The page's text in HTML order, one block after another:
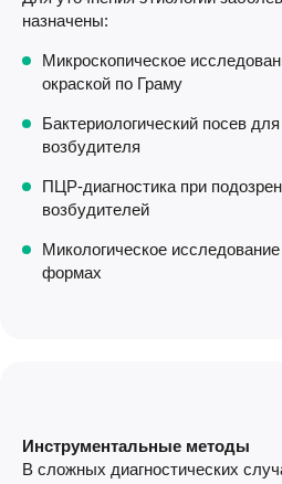
назначены:
Микроскопическое
окраской по Граму
Бактериологический посев
возбудителя
ПЦР-диагностика при
возбудителей
Микологическое
формах
Инструментальные методы
В сложных диагностических